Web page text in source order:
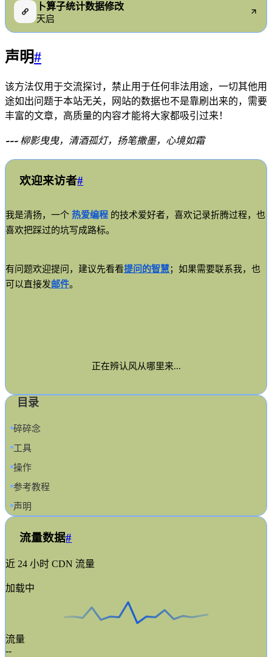
卜算子统计数据修改
天启
声明#
该方法仅用于交流探讨，禁止用于任何非法用途，一切其他用
途如出问题于本站无关，网站的数据也不是靠刷出来的，需要
丰富的文章，高质量的内容才能将大家都吸引过来！
--- 柳影曳曳，清酒孤灯，扬笔撒墨，心境如霜
欢迎来访者#
我是清扬，一个 热爱编程 的技术爱好者，喜欢记录折腾过程，也
喜欢把踩过的坑写成路标。
有问题欢迎提问，建议先看看提问的智慧；如果需要联系我，也
可以直接发邮件。
正在辨认风从哪里来...
目录
碎碎念
工具
操作
参考教程
声明
流量数据#
近 24 小时 CDN 流量
加载中
流量
--